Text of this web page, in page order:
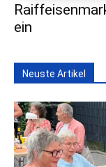
ein
Neuste Artikel